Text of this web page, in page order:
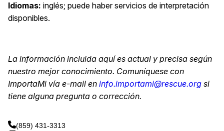
Idiomas: inglés; puede haber servicios de interpretación
disponibles.
La información incluida aquíes actual y precisa según
nuestro mejor conocimiento. Comuníquese con
ImportaMi vía e-mail en info.importami@rescue.org si
tiene alguna pregunta o corrección.
(859) 431-3313